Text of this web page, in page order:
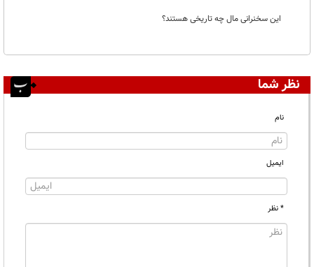
این سخنرانی مال چه تاریخی هستند؟
نظر شما
نام
ایمیل
* نظر